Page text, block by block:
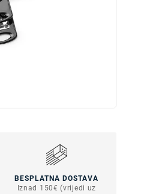
BESPLATNA DOSTAVA
Iznad 150€ (vrijedi uz